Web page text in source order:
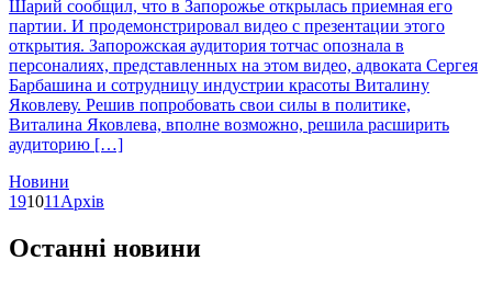
Шарий сообщил, что в Запорожье открылась приемная его
партии. И продемонстрировал видео с презентации этого
открытия. Запорожская аудитория тотчас опознала в
персоналиях, представленных на этом видео, адвоката Сергея
Барбашина и сотрудницу индустрии красоты Виталину
Яковлеву. Решив попробовать свои силы в политике,
Виталина Яковлева, вполне возможно, решила расширить
аудиторию […]
Новини
191011 Архів
Останні новини